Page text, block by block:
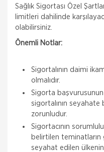
TEKLİF AL
Sağlık Sigortası Özel
limitleri dahilinde
olabilirsiniz.
Önemli Notlar:
Sigortalının daimi
olmalıdır.
Sigorta
sigortalının seyahate
zorunludur.
Sigortacının
belirtilen
seyahat edilen